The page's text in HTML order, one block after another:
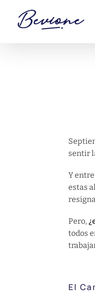
contenido
sentir
Y
estas
Pero,
todos
El